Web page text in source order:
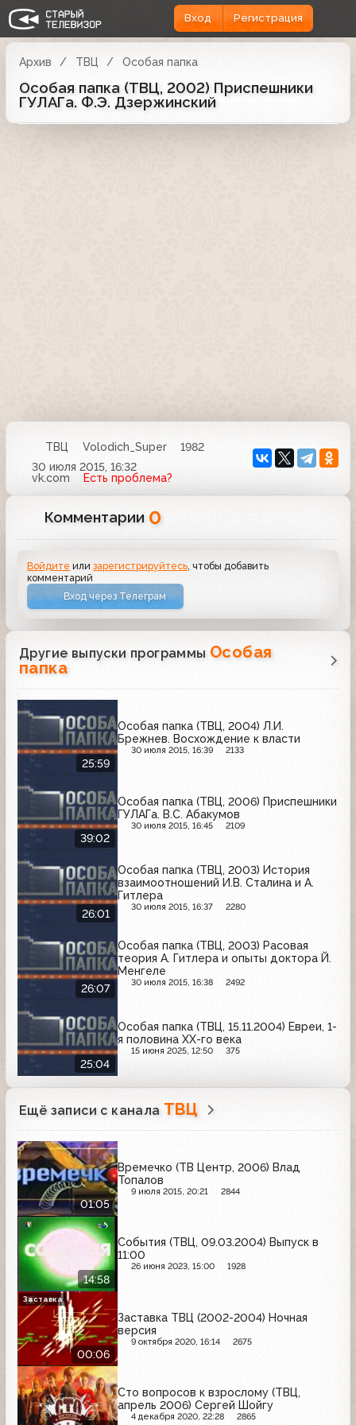
Вход Регистрация
Архив ТВЦ Особая папка
Особая папка (ТВЦ, 2002) Приспешники
ГУЛАГа. Ф.Э. Дзержинский
ТВЦ Volodich_Super
1982
30 июля 2015, 16:32
vk.com
Есть проблема?
Комментарии 0
Войдите илизарегистрируйтесь , чтобы добавить
комментарий
Вход через Телеграм
Другие выпуски программы Особая
папка
25:59
Особая папка (ТВЦ, 2004) Л.И.
Брежнев. Восхождение к власти
30 июля 2015, 16:39 2133
39:02
Особая папка (ТВЦ, 2006) Приспешники
ГУЛАГа. В.С. Абакумов
30 июля 2015, 16:45 2109
26:01
Особая папка (ТВЦ, 2003) История
взаимоотношений И.В. Сталина и А.
Гитлера
30 июля 2015, 16:37 2280
26:07
Особая папка (ТВЦ, 2003) Расовая
теория А. Гитлера и опыты доктора Й.
Менгеле
30 июля 2015, 16:38 2492
25:04
Особая папка (ТВЦ, 15.11.2004) Евреи, 1-
я половина ХХ-го века
15 июня 2025, 12:50 375
Ещё записи с канала ТВЦ
01:05
Времечко (ТВ Центр, 2006) Влад
Топалов
9 июля 2015, 20:21 2844
14:58
События (ТВЦ, 09.03.2004) Выпуск в
11:00
26 июня 2023, 15:00 1928
00:06
Заставка ТВЦ (2002-2004) Ночная
версия
9 октября 2020, 16:14 2675
Заставка
Сто вопросов к взрослому (ТВЦ,
апрель 2006) Сергей Шойгу
4 декабря 2020, 22:28 2865